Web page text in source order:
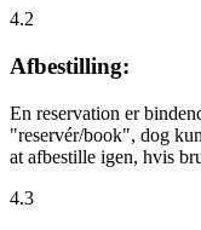
4.2
Afbestilling:
En reservation er
"reservér/book", dog
at afbestille igen, hvis
4.3